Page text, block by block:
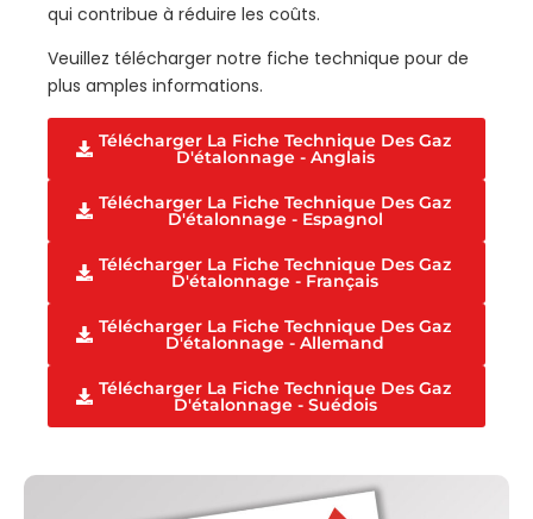
qui contribue à réduire les coûts.
Veuillez télécharger notre fiche technique pour de
plus amples informations.
Télécharger La Fiche Technique Des Gaz
D'étalonnage - Anglais
Télécharger La Fiche Technique Des Gaz
D'étalonnage - Espagnol
Télécharger La Fiche Technique Des Gaz
D'étalonnage - Français
Télécharger La Fiche Technique Des Gaz
D'étalonnage - Allemand
Télécharger La Fiche Technique Des Gaz
D'étalonnage - Suédois